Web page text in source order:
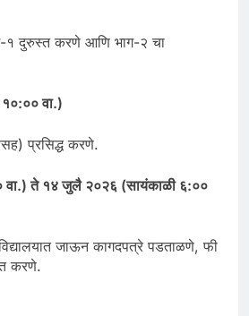
१ दुरुस्त करणे आणि भाग-२ चा
वा.)
प्रसिद्ध करणे.
ते १४ जुलै २०२६ (सायंकाळी ६:००
जाऊन कागदपत्रे पडताळणे, फी
करणे.